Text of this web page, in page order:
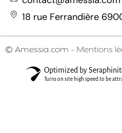
18 rue Ferrandière
© Amessia.com – Mentions
Optimized by
Turns on site high speed to be